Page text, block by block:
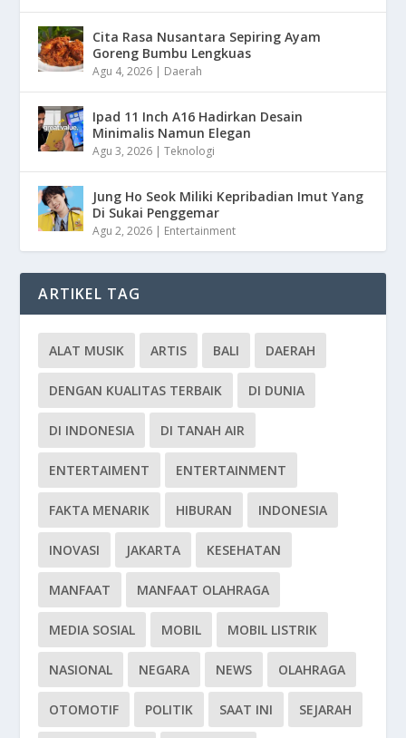
Cita Rasa Nusantara Sepiring Ayam
Goreng Bumbu Lengkuas
Agu 4, 2026 | Daerah
Ipad 11 Inch A16 Hadirkan Desain
Minimalis Namun Elegan
Agu 3, 2026 |Teknologi
Jung Ho Seok Miliki Kepribadian Imut Yang
Di Sukai Penggemar
Agu 2, 2026 | Entertainment
ARTIKEL TAG
ALAT MUSIK ARTIS BALI DAERAH
DENGAN KUALITAS TERBAIK DI DUNIA
DI INDONESIA DI TANAH AIR
ENTERTAIMENT ENTERTAINMENT
FAKTA MENARIK HIBURAN INDONESIA
INOVASI JAKARTA KESEHATAN
MANFAAT MANFAAT OLAHRAGA
MEDIA SOSIAL MOBIL MOBIL LISTRIK
NASIONAL NEGARA NEWS OLAHRAGA
OTOMOTIF POLITIK SAAT INI SEJARAH